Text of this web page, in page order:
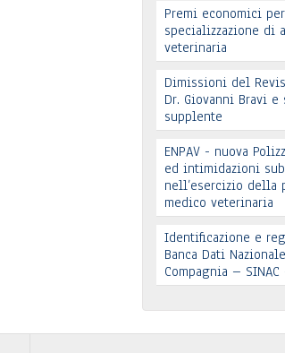
Premi economici
specializzazione di
veterinaria
Leggi tutto
Dimissioni del
Dr. Giovanni Bravi
supplente
Leggi tutto
ENPAV - nuova
ed intimidazioni
nell’esercizio della
medico veterinaria
In allegato si
pervenuta
Leggi tutto
Identificazione e
Banca Dati
Compagnia –